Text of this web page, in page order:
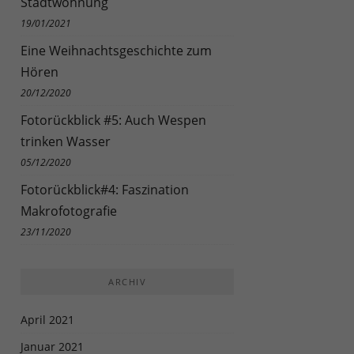
19/01/2021
Eine Weihnachtsgeschichte zum
Hören
20/12/2020
Fotorückblick #5: Auch Wespen
trinken Wasser
05/12/2020
Fotorückblick#4: Faszination
Makrofotografie
23/11/2020
ARCHIV
April 2021
Januar 2021